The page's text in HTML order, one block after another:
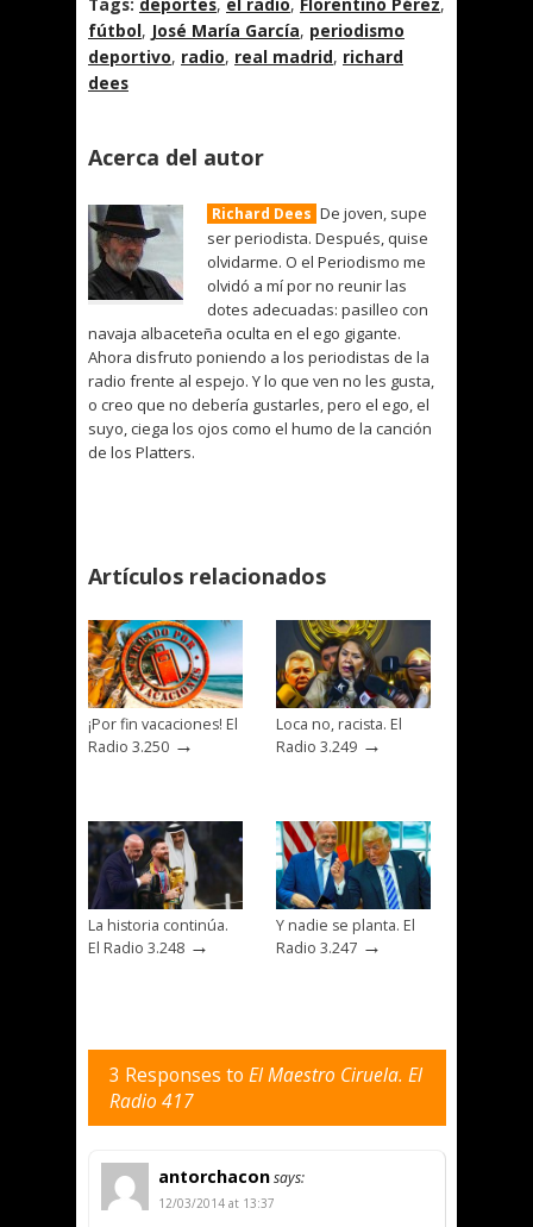
fútbol, José María García, periodismo
deportivo, radio, real madrid, richard
dees
Acerca del autor
Richard Dees De joven, supe
ser periodista. Después, quise
olvidarme. O el Periodismo me
olvidó a mí por no reunir las
dotes adecuadas: pasilleo con
navaja albaceteña oculta en el ego gigante.
Ahora disfruto poniendo a los periodistas de la
radio frente al espejo. Y lo que ven no les gusta,
o creo que no debería gustarles, pero el ego, el
suyo, ciega los ojos como el humo de la canción
de los Platters.
Artículos relacionados
¡Por fin vacaciones! El
Radio 3.250 →
Loca no, racista. El
Radio 3.249 →
La historia continúa.
El Radio 3.248 →
Y nadie se planta. El
Radio 3.247 →
3 Responses to El Maestro Ciruela. El
Radio 417
antorchaconsays:
12/03/2014 at 13:37